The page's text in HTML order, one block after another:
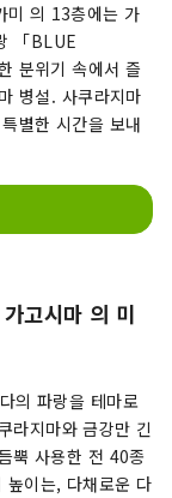
미 의 13층에는 가
「BLUE
분위기 속에서 즐
병설. 사쿠라지마
별한 시간을 보내
고시마 의 미
의 파랑을 테마로
라지마와 금강만 긴
뿍 사용한 전 40종
높이는, 다채로운 다